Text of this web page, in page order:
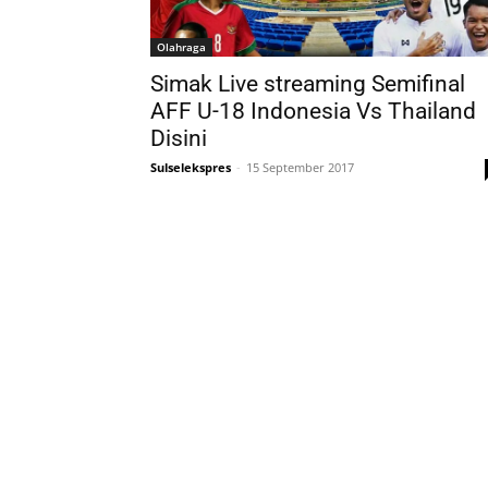
Olahraga
Simak Live streaming Semifinal
AFF U-18 Indonesia Vs Thailand
Disini
Sulselekspres - 15 September 2017